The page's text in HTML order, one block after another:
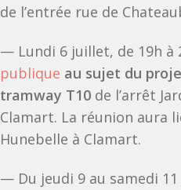
de l’entrée rue de
— Lundi 6 juillet, de 19h à
publique au sujet du
tramway T10 de l’arrêt
Clamart. La réunion aura
Hunebelle à Clamart.
— Du jeudi 9 au samedi 11